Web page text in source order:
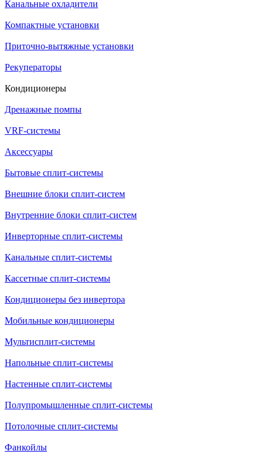
Канальные охладители
Компактные установки
Приточно-вытяжные установки
Рекуператоры
Кондиционеры
Дренажные помпы
VRF-системы
Аксессуары
Бытовые сплит-системы
Внешние блоки сплит-систем
Внутренние блоки сплит-систем
Инверторные сплит-системы
Канальные сплит-системы
Кассетные сплит-системы
Кондиционеры без инвертора
Мобильные кондиционеры
Мультисплит-системы
Напольные сплит-системы
Настенные сплит-системы
Полупромышленные сплит-системы
Потолочные сплит-системы
Фанкойлы